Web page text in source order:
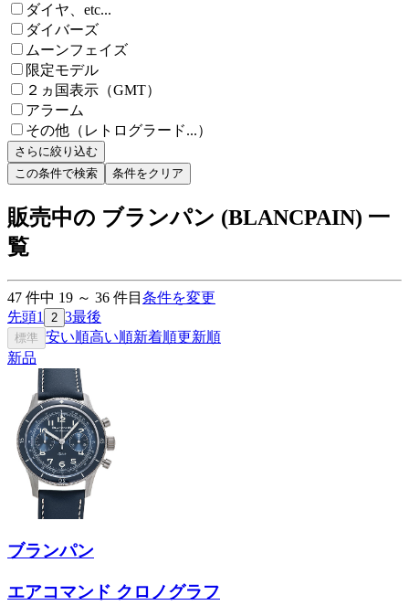
ダイヤ、etc...
ダイバーズ
ムーンフェイズ
限定モデル
２ヵ国表示（GMT）
アラーム
その他（レトログラード...）
さらに絞り込む
この条件で検索
条件をクリア
販売中の ブランパン (BLANCPAIN) 一
覧
47 件中 19 ～ 36 件目 条件を変更
先頭1 2 3最後
標準 安い順高い順新着順更新順
新品
ブランパン
エアコマンド クロノグラフ